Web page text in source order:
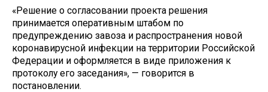
«Решение о согласовании проекта решения
принимается оперативным штабом по
предупреждению завоза и распространения новой
коронавирусной инфекции на территории Российской
Федерации и оформляется в виде приложения к
протоколу его заседания», — говорится в
постановлении.